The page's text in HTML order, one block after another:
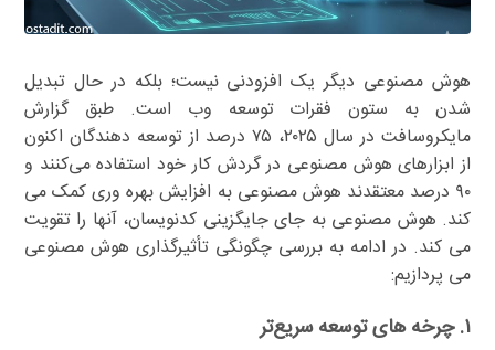
هوش مصنوعی دیگر یک افزودنی نیست؛ بلکه در حال تبدیل
شدن به ستون فقرات توسعه وب است. طبق گزارش
مایکروسافت در سال ۲۰۲۵، ۷۵ درصد از توسعه دهندگان اکنون
از ابزارهای هوش مصنوعی در گردش کار خود استفاده می‌کنند و
۹۰ درصد معتقدند هوش مصنوعی به افزایش بهره وری کمک می
کند. هوش مصنوعی به جای جایگزینی کدنویسان، آنها را تقویت
می کند. در ادامه به بررسی چگونگی تأثیرگذاری هوش مصنوعی
می پردازیم:
۱. چرخه های توسعه سریع‌تر